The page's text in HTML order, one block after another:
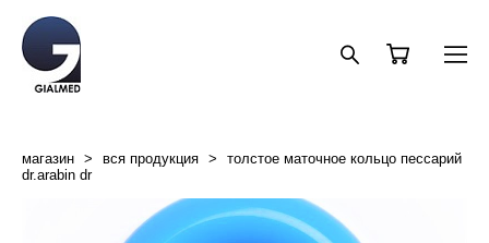
магазин > вся продукция >
толстое маточное кольцо пессарий
dr.arabin dr